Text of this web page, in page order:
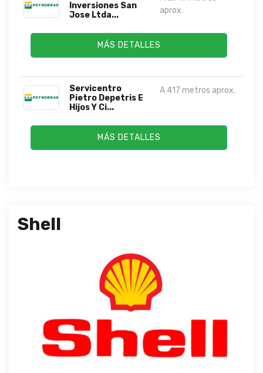
Inversiones San
Jose Ltda...
aprox.
MÁS DETALLES
Servicentro
Pietro Depetris E
Hijos Y Ci...
A 417 metros aprox.
MÁS DETALLES
Shell